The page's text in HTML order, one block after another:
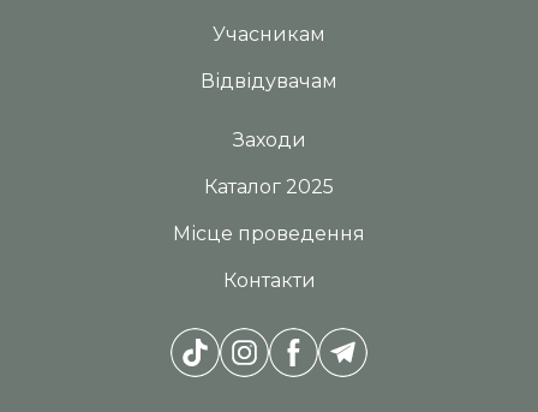
Учасникам
Відвідувачам
Заходи
Каталог 2025
Місце проведення
Контакти